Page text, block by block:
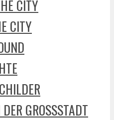
CITY
CITY
GROSSSTADT